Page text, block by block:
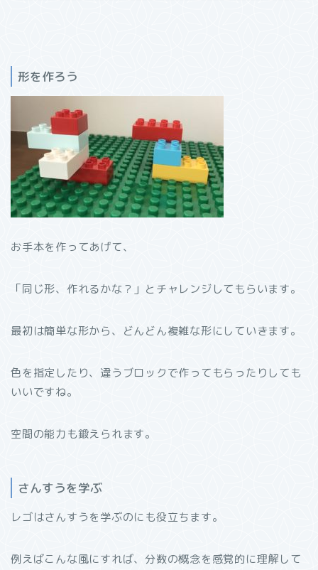
形を作ろう
お手本を作ってあげて、
「同じ形、作れるかな？」とチャレンジしてもらいます。
最初は簡単な形から、どんどん複雑な形にしていきます。
色を指定したり、違うブロックで作ってもらったりしても
いいですね。
空間の能力も鍛えられます。
さんすうを学ぶ
レゴはさんすうを学ぶのにも役立ちます。
例えばこんな風にすれば、分数の概念を感覚的に理解して